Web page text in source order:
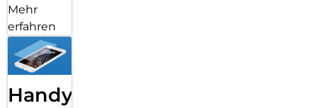
Mehr
erfahren
Handy